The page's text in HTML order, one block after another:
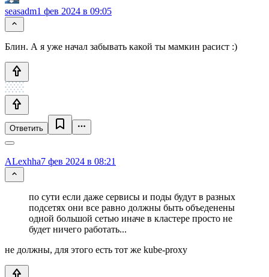
seasadm1 фев 2024 в 09:05
Блин. А я уже начал забывать какой ты мамкин расист :)
Ответить
ALexhha7 фев 2024 в 08:21
по сути если даже сервисы и поды будут в разных
подсетях они все равно должны быть объеденены
одной большой сетью иначе в кластере просто не
будет ничего работать...
не должны, для этого есть тот же kube-proxy